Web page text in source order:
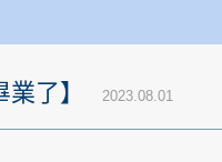
了】 2023.08.01